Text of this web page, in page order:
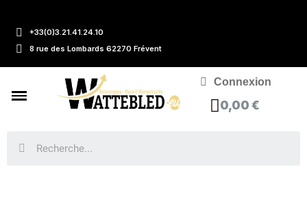
+33(0)3.21.41.24.10
8 rue des Lombards 62270 Frévent
Connexion
0,00 €